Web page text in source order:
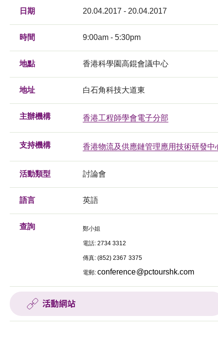
日期 20.04.2017 - 20.04.2017
時間 9:00am - 5:30pm
地點 香港科學園高錕會議中心
地址 白石角科技大道東
主辦機構 香港工程師學會電子分部
支持機構 香港物流及供應鏈管理應用技術研發中
活動類型 討論會
語言 英語
查詢 鄭小姐
電話: 2734 3312
傳真: (852) 2367 3375
電郵:conference@pctourshk.com
活動網站